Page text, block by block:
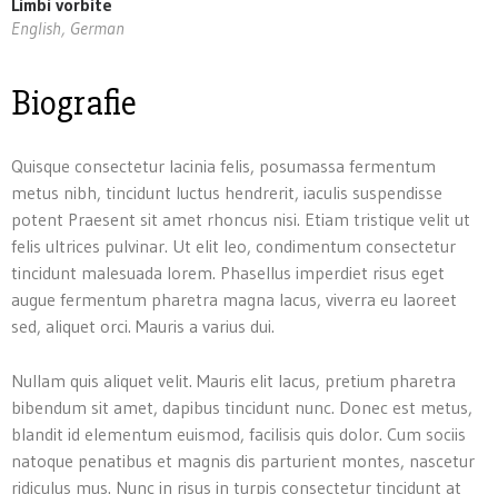
Limbi vorbite
English, German
Biografie
Quisque consectetur lacinia felis, posumassa fermentum
metus nibh, tincidunt luctus hendrerit, iaculis suspendisse
potent Praesent sit amet rhoncus nisi. Etiam tristique velit ut
felis ultrices pulvinar. Ut elit leo, condimentum consectetur
tincidunt malesuada lorem. Phasellus imperdiet risus eget
augue fermentum pharetra magna lacus, viverra eu laoreet
sed, aliquet orci. Mauris a varius dui.
Nullam quis aliquet velit. Mauris elit lacus, pretium pharetra
bibendum sit amet, dapibus tincidunt nunc. Donec est metus,
blandit id elementum euismod, facilisis quis dolor. Cum sociis
natoque penatibus et magnis dis parturient montes, nascetur
ridiculus mus. Nunc in risus in turpis consectetur tincidunt at